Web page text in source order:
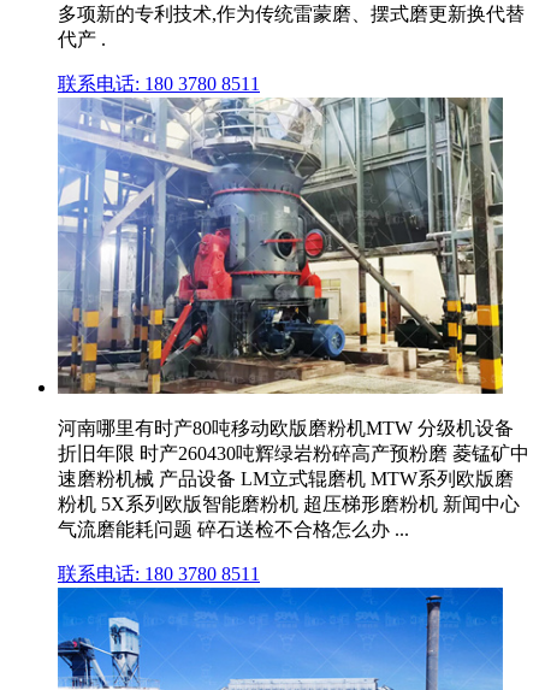
多项新的专利技术,作为传统雷蒙磨、摆式磨更新换代替
代产 .
联系电话: 180 3780 8511
河南哪里有时产80吨移动欧版磨粉机MTW 分级机设备
折旧年限 时产260430吨辉绿岩粉碎高产预粉磨 菱锰矿中
速磨粉机械 产品设备 LM立式辊磨机 MTW系列欧版磨
粉机 5X系列欧版智能磨粉机 超压梯形磨粉机 新闻中心
气流磨能耗问题 碎石送检不合格怎么办 ...
联系电话: 180 3780 8511